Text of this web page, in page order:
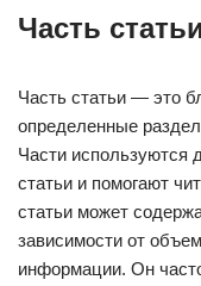
Часть статьи
Часть статьи — это
определенные
Части используются
статьи и помогают
статьи может
зависимости от
информации. Он